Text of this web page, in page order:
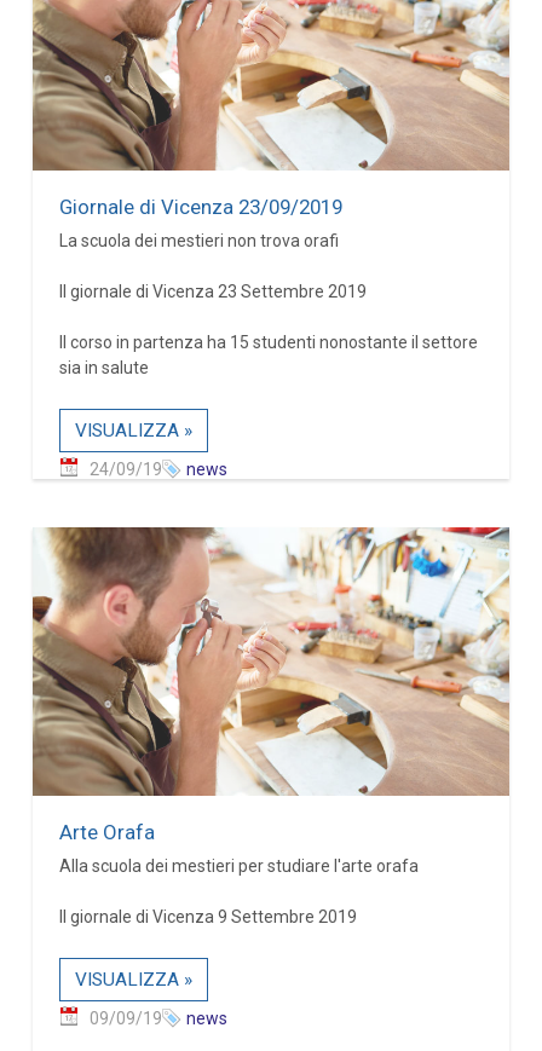
Giornale di Vicenza 23/09/2019
La scuola dei mestieri non trova orafi
Il giornale di Vicenza 23 Settembre 2019
Il corso in partenza ha 15 studenti nonostante il settore
sia in salute
VISUALIZZA »
24/09/19 news
Arte Orafa
Alla scuola dei mestieri per studiare l'arte orafa
Il giornale di Vicenza 9 Settembre 2019
VISUALIZZA »
09/09/19 news